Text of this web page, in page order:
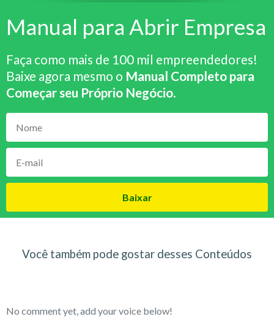
Manual para Abrir Empresa
Faça como mais de 100 mil empreendedores!
Baixe agora mesmo o Manual Completo para
Começar seu Próprio Negócio.
Baixar
Você também pode gostar desses Conteúdos
No comment yet, add your voice below!